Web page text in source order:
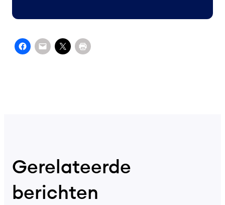
Gerelateerde
berichten